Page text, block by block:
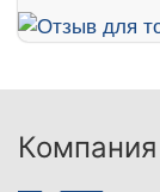
Компания